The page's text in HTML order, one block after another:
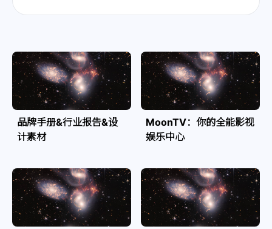
品牌手册&行业报告&设
计素材
MoonTV：你的全能影视
娱乐中心